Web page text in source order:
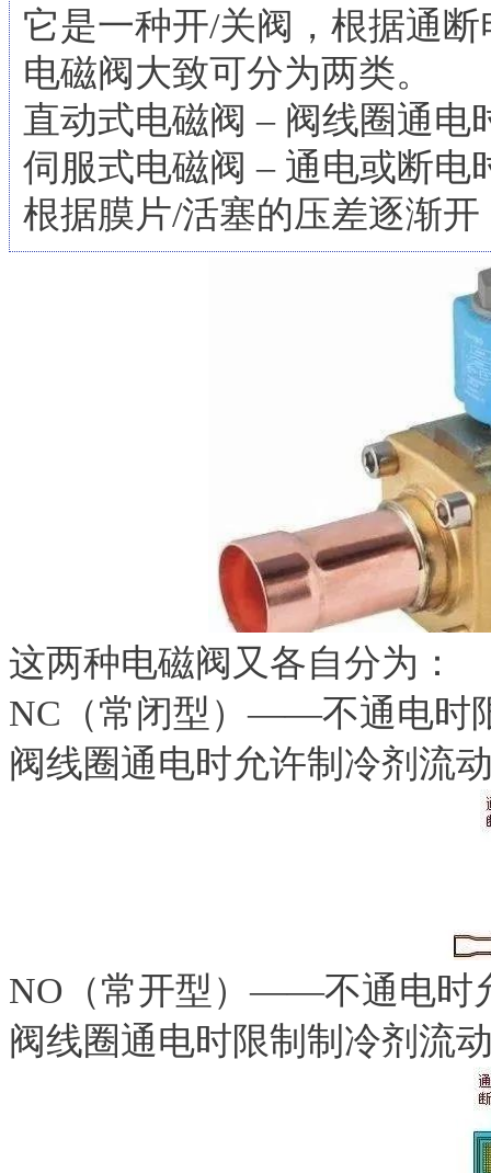
它是一种开/关阀，根据通
电磁阀大致可分为两类。
直动式电磁阀 – 阀线圈通
伺服式电磁阀 – 通电或断
根据膜片/活塞的压差逐渐
这两种电磁阀又各自分为：
NC（常闭型）——不通电时
阀线圈通电时允许制冷剂流
NO（常开型）——不通电时
阀线圈通电时限制制冷剂流